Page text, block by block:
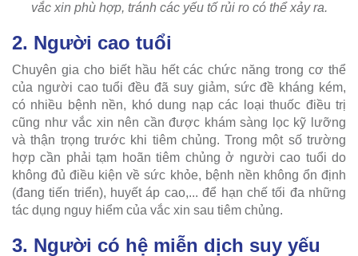
vắc xin phù hợp, tránh các yếu tố rủi ro có thể xảy ra.
2. Người cao tuổi
Chuyên gia cho biết hầu hết các chức năng trong cơ thể
của người cao tuổi đều đã suy giảm, sức đề kháng kém,
có nhiều bệnh nền, khó dung nạp các loại thuốc điều trị
cũng như vắc xin nên cần được khám sàng lọc kỹ lưỡng
và thận trọng trước khi tiêm chủng. Trong một số trường
hợp cần phải tạm hoãn tiêm chủng ở người cao tuổi do
không đủ điều kiện về sức khỏe, bệnh nền không ổn định
(đang tiến triển), huyết áp cao,... để hạn chế tối đa những
tác dụng nguy hiểm của vắc xin sau tiêm chủng.
3. Người có hệ miễn dịch suy yếu